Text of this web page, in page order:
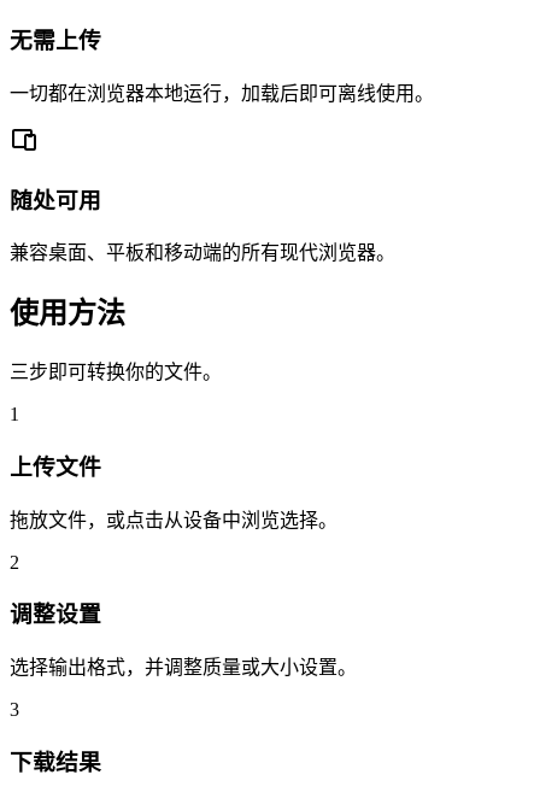
无需上传
一切都在浏览器本地运行，加载后即可离线使用。
随处可用
兼容桌面、平板和移动端的所有现代浏览器。
使用方法
三步即可转换你的文件。
1
上传文件
拖放文件，或点击从设备中浏览选择。
2
调整设置
选择输出格式，并调整质量或大小设置。
3
下载结果